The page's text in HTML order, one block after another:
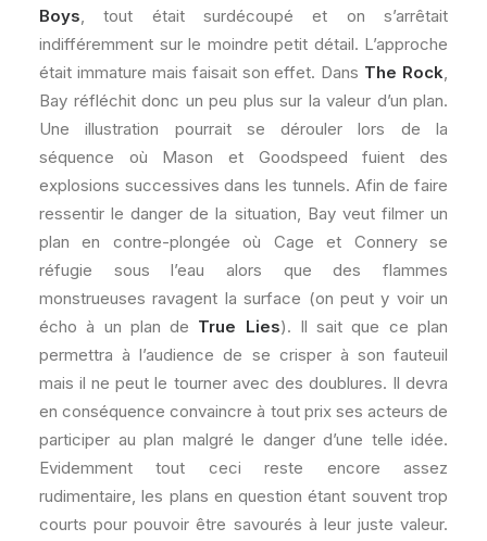
Boys, tout était surdécoupé et on s’arrêtait
indifféremment sur le moindre petit détail. L’approche
était immature mais faisait son effet. Dans The Rock,
Bay réfléchit donc un peu plus sur la valeur d’un plan.
Une illustration pourrait se dérouler lors de la
séquence où Mason et Goodspeed fuient des
explosions successives dans les tunnels. Afin de faire
ressentir le danger de la situation, Bay veut filmer un
plan en contre-plongée où Cage et Connery se
réfugie sous l’eau alors que des flammes
monstrueuses ravagent la surface (on peut y voir un
écho à un plan de True Lies). Il sait que ce plan
permettra à l’audience de se crisper à son fauteuil
mais il ne peut le tourner avec des doublures. Il devra
en conséquence convaincre à tout prix ses acteurs de
participer au plan malgré le danger d’une telle idée.
Evidemment tout ceci reste encore assez
rudimentaire, les plans en question étant souvent trop
courts pour pouvoir être savourés à leur juste valeur.